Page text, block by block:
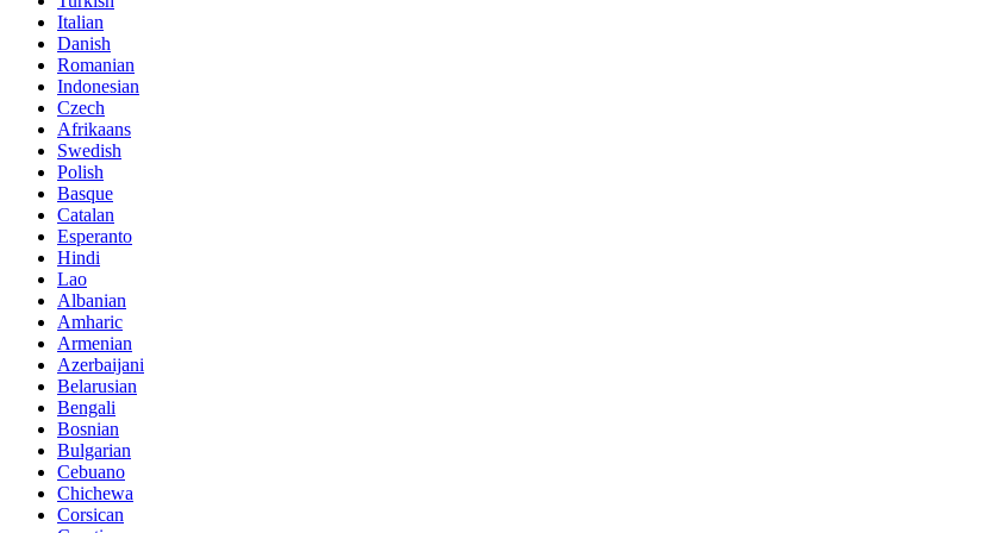
Italian
Danish
Romanian
Indonesian
Czech
Afrikaans
Swedish
Polish
Basque
Catalan
Esperanto
Hindi
Lao
Albanian
Amharic
Armenian
Azerbaijani
Belarusian
Bengali
Bosnian
Bulgarian
Cebuano
Chichewa
Corsican